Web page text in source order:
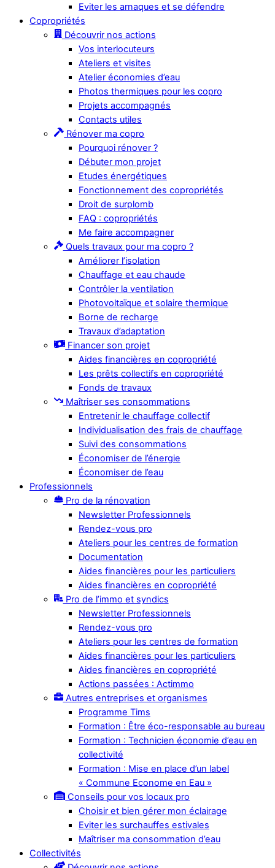
Eviter les arnaques et se défendre
Copropriétés
Découvrir nos actions
Vos interlocuteurs
Ateliers et visites
Atelier économies d’eau
Photos thermiques pour les copro
Projets accompagnés
Contacts utiles
Rénover ma copro
Pourquoi rénover ?
Débuter mon projet
Etudes énergétiques
Fonctionnement des copropriétés
Droit de surplomb
FAQ : copropriétés
Me faire accompagner
Quels travaux pour ma copro ?
Améliorer l’isolation
Chauffage et eau chaude
Contrôler la ventilation
Photovoltaïque et solaire thermique
Borne de recharge
Travaux d’adaptation
Financer son projet
Aides financières en copropriété
Les prêts collectifs en copropriété
Fonds de travaux
Maîtriser ses consommations
Entretenir le chauffage collectif
Individualisation des frais de chauffage
Suivi des consommations
Économiser de l’énergie
Économiser de l’eau
Professionnels
Pro de la rénovation
Newsletter Professionnels
Rendez-vous pro
Ateliers pour les centres de formation
Documentation
Aides financières pour les particuliers
Aides financières en copropriété
Pro de l’immo et syndics
Newsletter Professionnels
Rendez-vous pro
Ateliers pour les centres de formation
Aides financières pour les particuliers
Aides financières en copropriété
Actions passées : Actimmo
Autres entreprises et organismes
Programme Tims
Formation : Être éco-responsable au bureau
Formation : Technicien économie d’eau en
collectivité
Formation : Mise en place d’un label
« Commune Econome en Eau »
Conseils pour vos locaux pro
Choisir et bien gérer mon éclairage
Eviter les surchauffes estivales
Maîtriser ma consommation d’eau
Collectivités